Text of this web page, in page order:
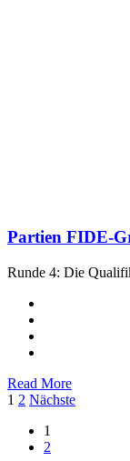
Partien FIDE-
Runde 4: Die
Read More
der
Beiträge
1 2 Nächste
1
2